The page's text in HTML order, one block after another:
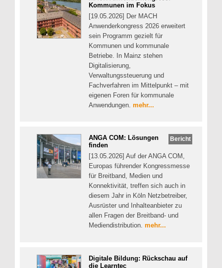
Kommunen im Fokus
[19.05.2026] Der MACH
Anwenderkongress 2026 erweitert
sein Programm gezielt für
Kommunen und kommunale
Betriebe. In Mainz stehen
Digitalisierung,
Verwaltungssteuerung und
Fachverfahren im Mittelpunkt – mit
eigenen Foren für kommunale
Anwendungen. mehr...
Bericht
ANGA COM: Lösungen
finden
[13.05.2026] Auf der ANGA COM,
Europas führender Kongressmesse
für Breitband, Medien und
Konnektivität, treffen sich auch in
diesem Jahr in Köln Netzbetreiber,
Ausrüster und Inhalteanbieter zu
allen Fragen der Breitband- und
Mediendistribution. mehr...
Digitale Bildung: Rückschau auf
die Learntec